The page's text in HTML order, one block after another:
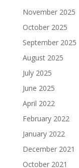
November 2025
October 2025
September 2025
August 2025
July 2025
June 2025
April 2022
February 2022
January 2022
December 2021
October 2021